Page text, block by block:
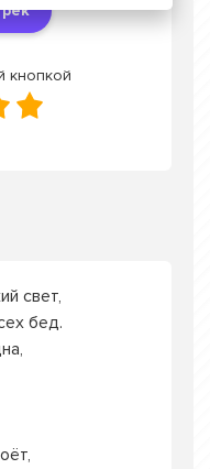
кнопкой
свет,
бед.